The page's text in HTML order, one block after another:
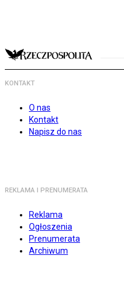
KONTAKT
O nas
Kontakt
Napisz do nas
REKLAMA I PRENUMERATA
Reklama
Ogłoszenia
Prenumerata
Archiwum